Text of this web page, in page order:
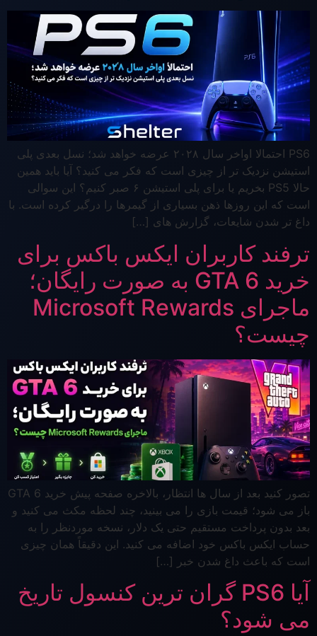
PS6 احتمالا اواخر سال ۲۰۲۸ عرضه خواهد شد؛ نسل بعدی پلی
استیشن نزدیک تر از چیزی است که فکر می کنید؟ آیا باید همین
حالا PS5 بخریم یا برای پلی استیشن ۶ صبر کنیم؟ این سوالی
است که این روزها ذهن بسیاری از گیمرها را درگیر کرده است. با
داغ تر شدن شایعات، گزارش های […]
ترفند کاربران ایکس باکس برای
خرید GTA 6 به صورت رایگان؛
ماجرای Microsoft Rewards
چیست؟
تصور کنید بعد از سال ها انتظار، بالاخره صفحه پیش خرید GTA 6
باز می شود؛ قیمت بازی را می بینید، چند لحظه مکث می کنید و
بعد بدون پرداخت مستقیم حتی یک دلار، نسخه موردنظر را به
حساب ایکس باکس خود اضافه می کنید. این دقیقاً همان چیزی
است که باعث داغ شدن خبر […]
آیا PS6 گران ترین کنسول تاریخ
می شود؟